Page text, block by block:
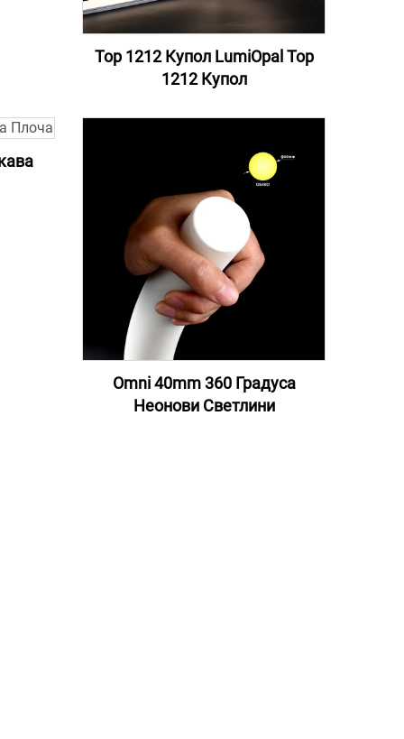
Top 1212 Купол LumiOpal Top
1212 Купол
Omni 40mm 360 Градуса
Неонови Светлини